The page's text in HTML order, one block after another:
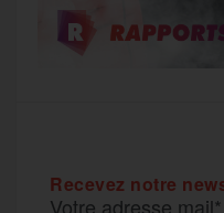
Recevez notre
Votre adresse mail*